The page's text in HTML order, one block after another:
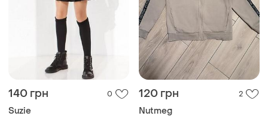
140 грн 0
Suzie
120 грн 2
Nutmeg